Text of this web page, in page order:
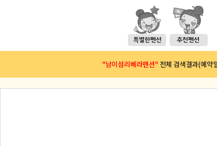
"남이섬리베라펜션" 전체 검색결과(예